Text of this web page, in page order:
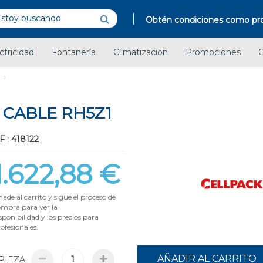
Obtén condiciones como
Fontanería Climatización Promociones
RH5Z1
: 418122
€
al carrito y sigue el proceso de
para ver la
y los precios para
PIEZA AÑADIR AL CARRITO